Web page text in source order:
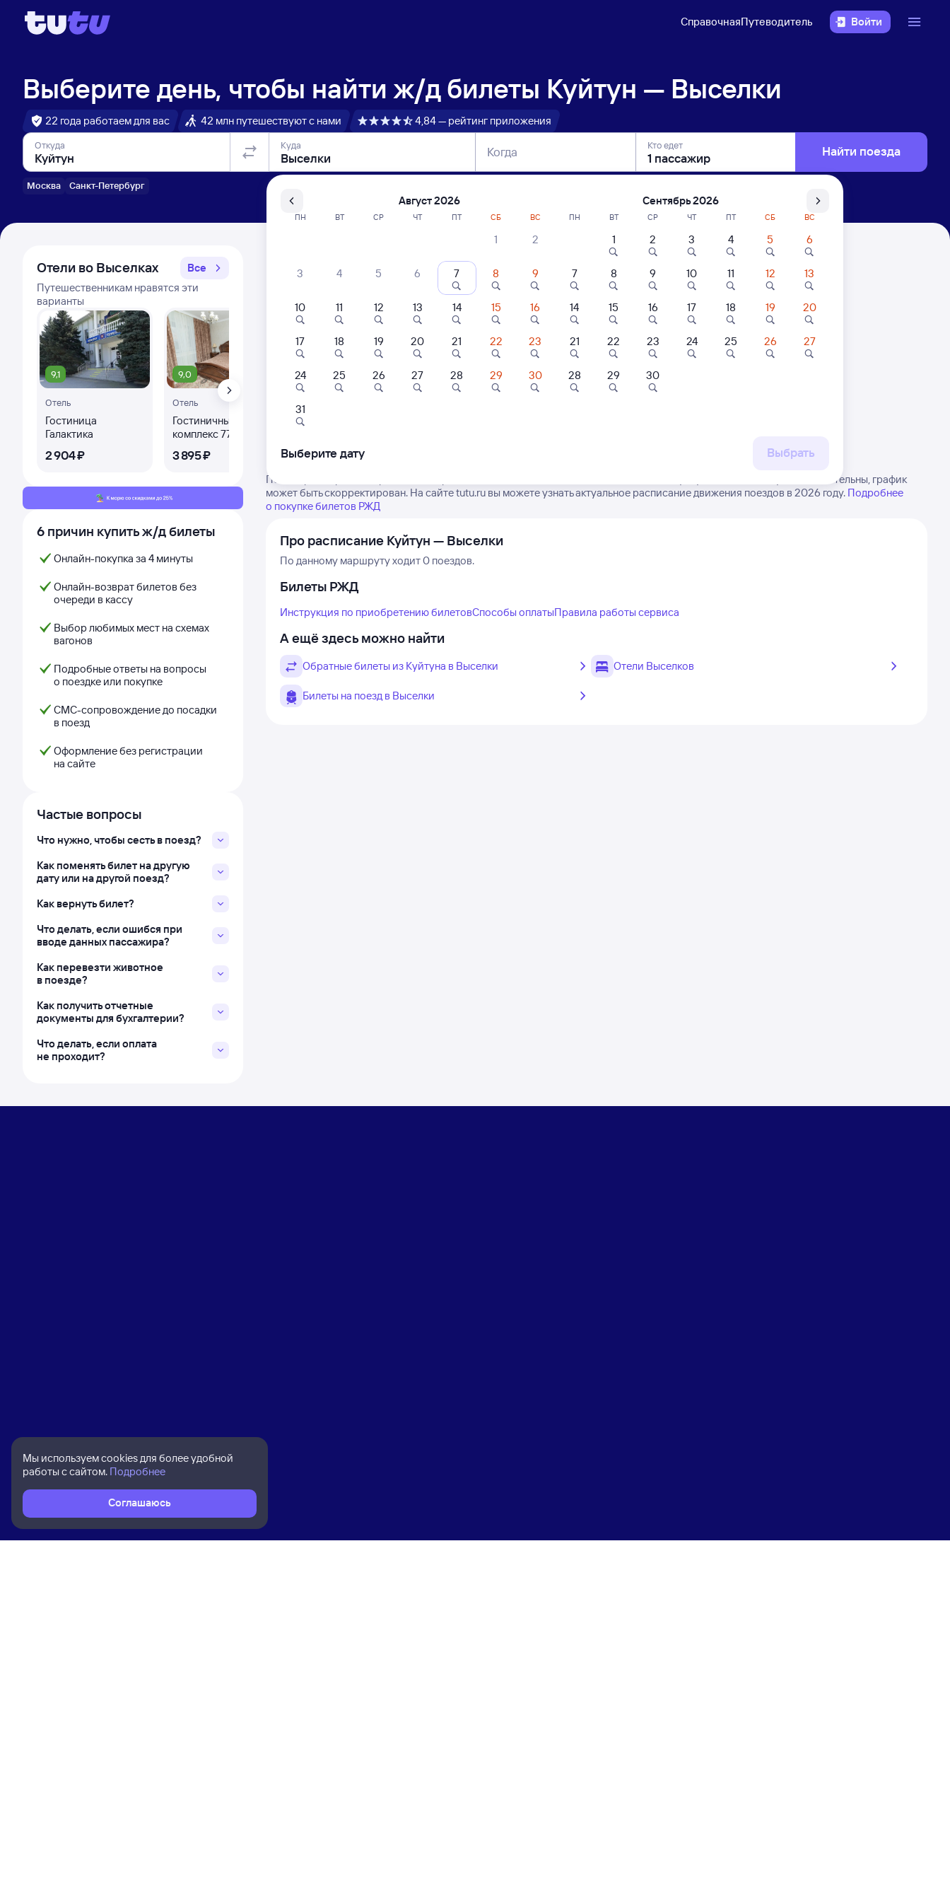
СправочнаяПутеводитель Войти
Выберите день, чтобы найти ж/д билеты Куйтун — Выселки
22 года работаем для вас 42 млн путешествуют с нами 4,84 — рейтинг приложения
Откуда
Москва Санкт-Петербург
Куда Когда Кто едет Найти поезда
Отели во Выселках
Все
Путешественникам нравятся эти
варианты
9,1
Отель
Гостиница
Галактика
2 ⁠904 ⁠₽
9,0
Отель
Гостиничный
комплекс 777
3 ⁠895 ⁠₽
Уютная 1-комнатная
2 ⁠500 ⁠₽
Показать
6 причин купить ж/д билеты
Онлайн-покупка за 4 минуты
Онлайн-возврат билетов без
очереди в кассу
Выбор любимых мест на схемах
вагонов
Подробные ответы на вопросы
о поездке или покупке
СМС-сопровождение до посадки
в поезд
Оформление без регистрации
на сайте
Частые вопросы
Что нужно, чтобы сесть в поезд?
Как поменять билет на другую
дату или на другой поезд?
Как вернуть билет?
Что делать, если ошибся при
вводе данных пассажира?
Как перевезти животное
в поезде?
Как получить отчетные
документы для бухгалтерии?
Что делать, если оплата
не проходит?
Расписание поездов Куйтун — Выселки
Нет рейсов по этому маршруту
Посмотрите время отправления и прибытия поездов дальнего следования РЖД из Куйтуна в Выселки. Будьте внимательны, график
может быть скорректирован. На сайте tutu.ru вы можете узнать актуальное расписание движения поездов в 2026 году. Подробнее
о покупке билетов РЖД
Про расписание Куйтун — Выселки
По данному маршруту ходит 0 поездов.
Билеты РЖД
Инструкция по приобретению билетовСпособы оплатыПравила работы сервиса
А ещё здесь можно найти
Обратные билеты из Куйтуна в Выселки Отели Выселков
Билеты на поезд в Выселки
Мы используем cookies для более удобной
работы с сайтом. Подробнее
Соглашаюсь
Август 2026
ПН ВТ СР ЧТ ПТ СБ ВС
1 2
3 4 5 6 7 8 9
10 11 12 13 14 15 16
17 18 19 20 21 22 23
24 25 26 27 28 29 30
31
Сентябрь 2026
ПН ВТ СР ЧТ ПТ СБ ВС
1 2 3 4 5 6
7 8 9 10 11 12 13
14 15 16 17 18 19 20
21 22 23 24 25 26 27
28 29 30
Выберите дату Выбрать